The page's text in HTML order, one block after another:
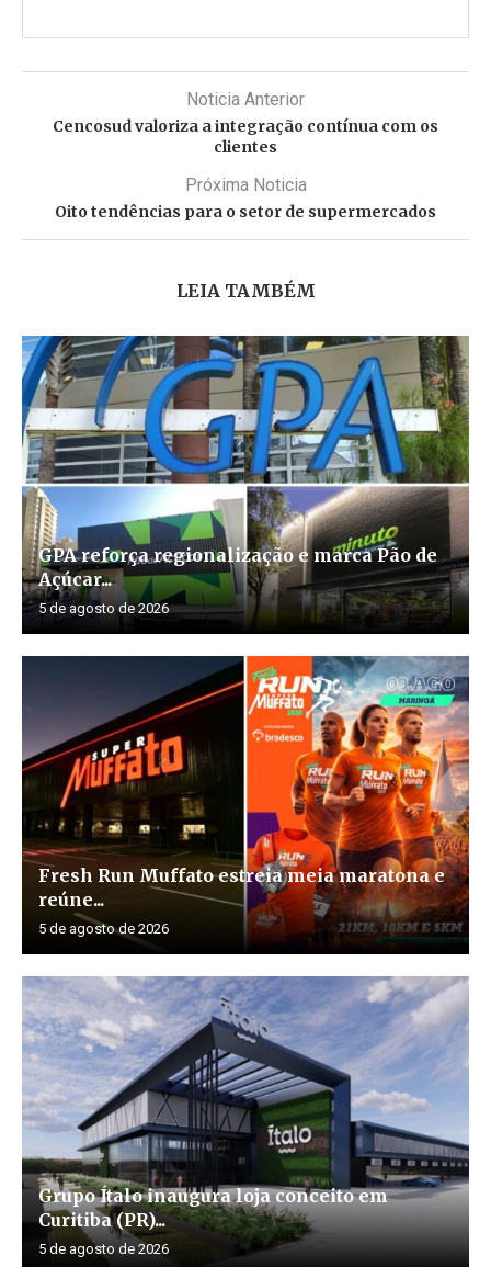
Noticia Anterior
Cencosud valoriza a integração contínua com os
clientes
Próxima Noticia
Oito tendências para o setor de supermercados
LEIA TAMBÉM
GPA reforça regionalização e marca Pão de
Açúcar...
5 de agosto de 2026
Fresh Run Muffato estreia meia maratona e
reúne...
5 de agosto de 2026
Grupo Ítalo inaugura loja conceito em
Curitiba (PR)...
5 de agosto de 2026